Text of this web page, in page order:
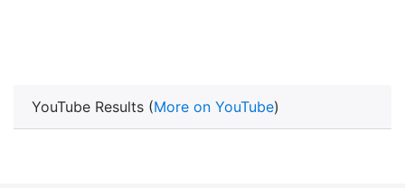
YouTube Results (More on YouTube)